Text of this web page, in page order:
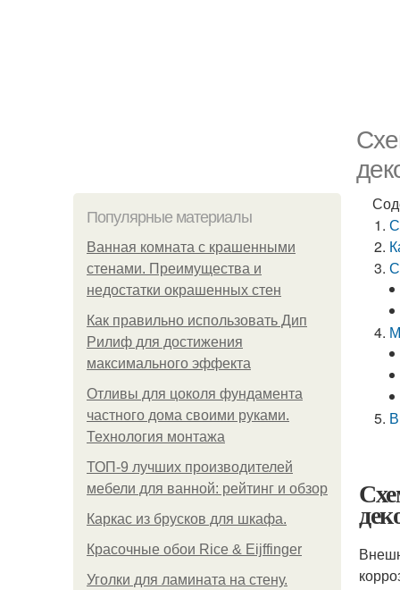
Популярные материалы
Ванная комната с крашенными
стенами. Преимущества и
недостатки окрашенных стен
Как правильно использовать Дип
Рилиф для достижения
максимального эффекта
Отливы для цоколя фундамента
частного дома своими руками.
Технология монтажа
ТОП-9 лучших производителей
мебели для ванной: рейтинг и обзор
Каркас из брусков для шкафа.
Красочные обои Rice & Eijffinger
Уголки для ламината на стену.